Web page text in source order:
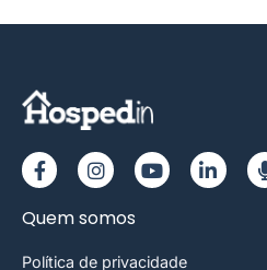
Quem somos
Política de privacidade